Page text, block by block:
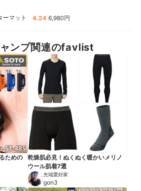
ーマット
4.24 6,980円
ンプ関連のfavlist
ための
乾燥肌必見！ぬくぬく暖かいメリノ
ウール肌着7選
先端愛好家
gon3